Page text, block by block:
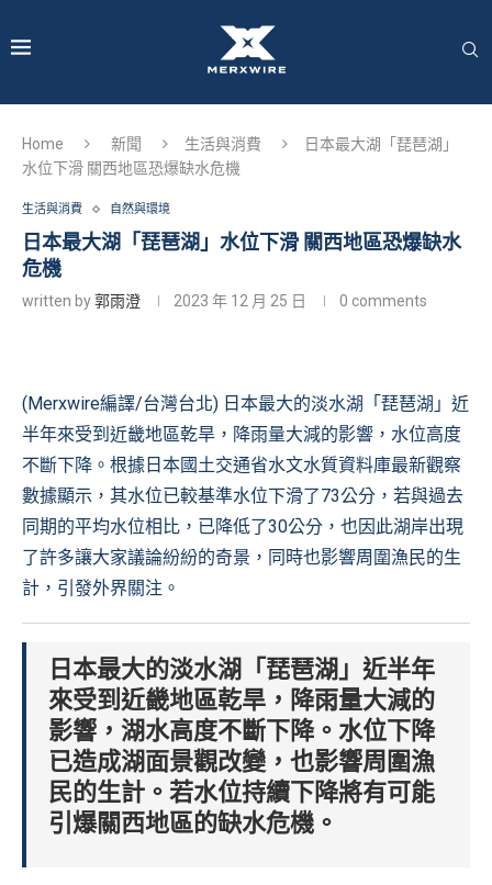
Home 新聞 生活與消費
日本最大湖「琵琶湖」
水位下滑 關西地區恐爆缺水危機
生活與消費 自然與環境
日本最大湖「琵琶湖」水位下滑 關西地區恐爆缺水
危機
written by郭雨澄 2023 年 12 月 25 日 0 comments
(Merxwire編譯/台灣台北) 日本最大的淡水湖「琵琶湖」近
半年來受到近畿地區乾旱，降雨量大減的影響，水位高度
不斷下降。根據日本國土交通省水文水質資料庫最新觀察
數據顯示，其水位已較基準水位下滑了73公分，若與過去
同期的平均水位相比，已降低了30公分，也因此湖岸出現
了許多讓大家議論紛紛的奇景，同時也影響周圍漁民的生
計，引發外界關注。
日本最大的淡水湖「琵琶湖」近半年
來受到近畿地區乾旱，降雨量大減的
影響，湖水高度不斷下降。水位下降
已造成湖面景觀改變，也影響周圍漁
民的生計。若水位持續下降將有可能
引爆關西地區的缺水危機。